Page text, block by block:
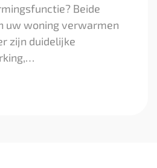
Beide
uw woning verwarmen
zijn duidelijke